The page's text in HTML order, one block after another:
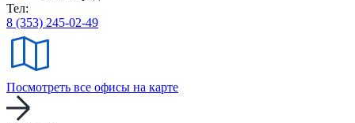
Тел:
8 (353) 245-02-49
Посмотреть все офисы на карте